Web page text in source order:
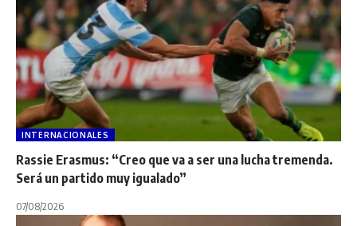
INTERNACIONALES
Rassie Erasmus: “Creo que va a ser una lucha tremenda.
Será un partido muy igualado”
07/08/2026